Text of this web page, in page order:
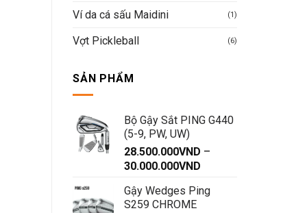
Ví da cá sấu Maidini (1)
Vợt Pickleball (6)
SẢN PHẨM
Bộ Gậy Sắt PING G440
(5-9, PW, UW)
28.500.000VND –
30.000.000VND
từ
Gậy Wedges Ping
S259 CHROME
Được xếp
12.384.400VND
Mua hàng nhanh
Được xếp
12.384.400